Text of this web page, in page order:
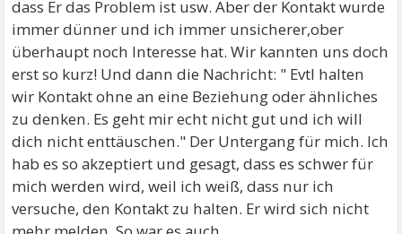
dass Er das Problem ist usw. Aber der Kontakt wurde
immer dünner und ich immer unsicherer,ober
überhaupt noch Interesse hat. Wir kannten uns doch
erst so kurz! Und dann die Nachricht: " Evtl halten
wir Kontakt ohne an eine Beziehung oder ähnliches
zu denken. Es geht mir echt nicht gut und ich will
dich nicht enttäuschen." Der Untergang für mich. Ich
hab es so akzeptiert und gesagt, dass es schwer für
mich werden wird, weil ich weiß, dass nur ich
versuche, den Kontakt zu halten. Er wird sich nicht